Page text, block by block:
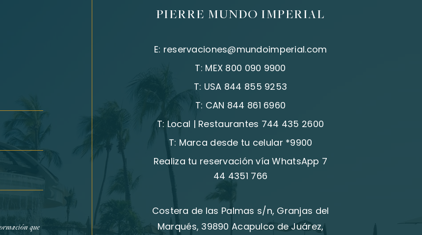
que
PIERRE MUNDO IMPERIAL
E: reservaciones@mundoimperial.com
T: MEX 800 090 9900
T: USA 844 855 9253
T: CAN 844 861 6960
T: Local | Restaurantes 744 435 2600
T: Marca desde tu celular *9900
Realiza tu reservación vía WhatsApp 7
44 4351 766
Costera de las Palmas s/n, Granjas del
Marqués, 39890 Acapulco de Juárez,